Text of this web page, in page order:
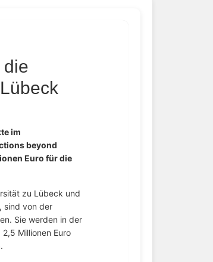
die
im
beyond
Euro für die
zu Lübeck und
sind von der
Sie werden in der
Millionen Euro